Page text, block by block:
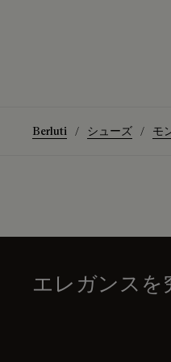
Berluti シューズ モ
エレガンスを